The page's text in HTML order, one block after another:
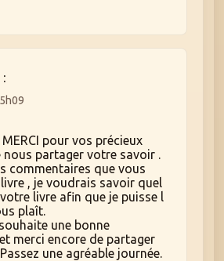
pour vos précieux
nous partager votre savoir .
commentaires que vous
, je voudrais savoir quel
livre afin que je puisse l
plaît.
une bonne
merci encore de partager
une agréable journée.